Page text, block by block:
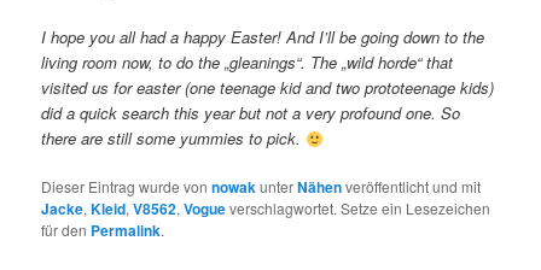
I hope you all had a happy Easter! And I’ll be going down to the
living room now, to do the „gleanings“. The „wild horde“ that
visited us for easter (one teenage kid and two prototeenage kids)
did a quick search this year but not a very profound one. So
there are still some yummies to pick.
Dieser Eintrag wurde vonnowakunterNähenveröffentlicht und mit
Jacke,Kleid,V8562,Vogueverschlagwortet. Setze ein Lesezeichen
für den Permalink.